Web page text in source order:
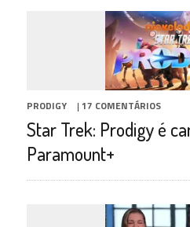
PRODIGY | 17 COMENTÁRIOS
Star Trek: Prodigy é
Paramount+